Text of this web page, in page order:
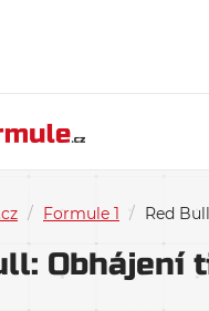
/ Formule 1 / Red
Obhájení